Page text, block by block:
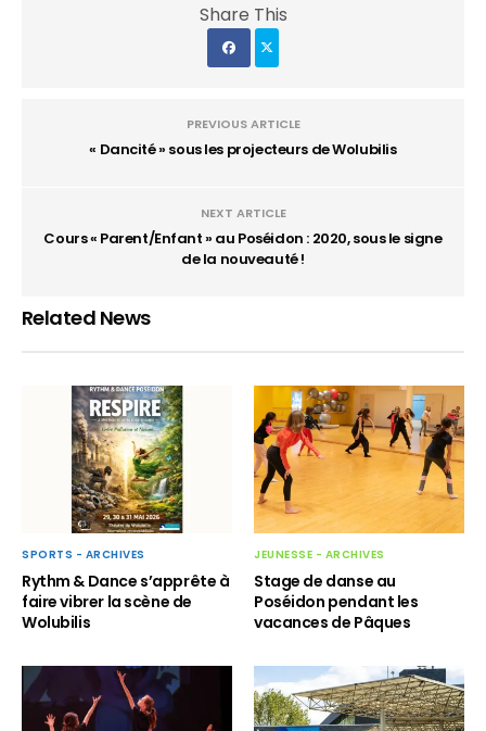
Share This
PREVIOUS ARTICLE
« Dancité » sous les projecteurs de Wolubilis
NEXT ARTICLE
Cours « Parent/Enfant » au Poséidon : 2020, sous le signe
de la nouveauté !
Related News
SPORTS - ARCHIVES
Rythm & Dance s’apprête à
faire vibrer la scène de
Wolubilis
JEUNESSE - ARCHIVES
Stage de danse au
Poséidon pendant les
vacances de Pâques